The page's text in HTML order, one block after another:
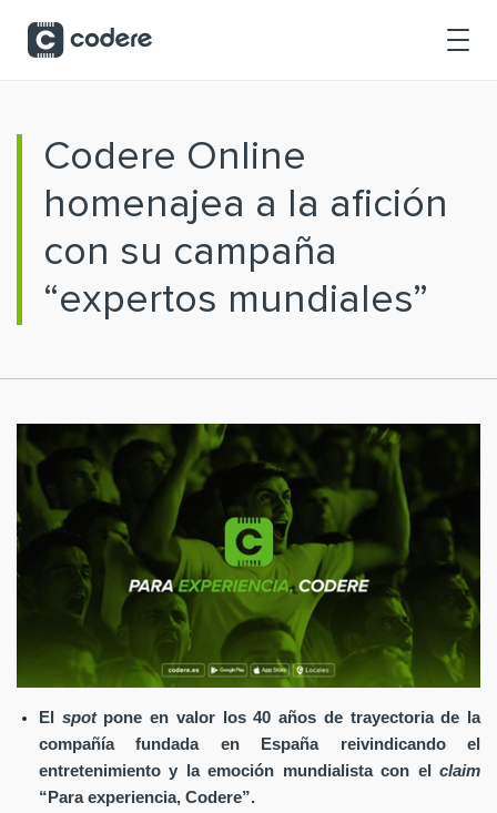
Codere Online
homenajea a la afición
con su campaña
“expertos mundiales”
El spot pone en valor los 40 años de trayectoria de la
compañía fundada en España reivindicando el
entretenimiento y la emoción mundialista con el claim
“Para experiencia, Codere”.